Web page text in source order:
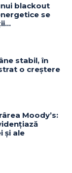
blackout
se
stabil, în
o creștere
Moody’s:
și ale